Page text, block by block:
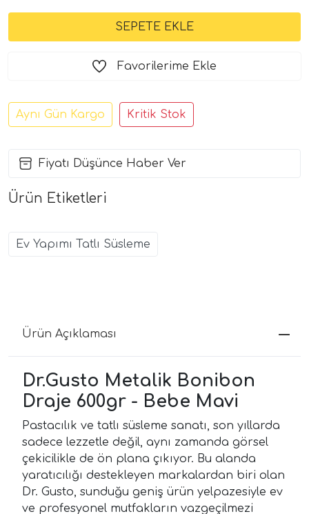
Favorilerime Ekle
Aynı Gün Kargo Kritik Stok
Fiyatı Düşünce Haber Ver
Ürün Etiketleri
Ev Yapımı Tatlı Süsleme
Ürün Açıklaması
Dr.Gusto Metalik Bonibon
Draje 600gr - Bebe Mavi
Pastacılık ve tatlı süsleme sanatı, son yıllarda
sadece lezzetle değil, aynı zamanda görsel
çekicilikle de ön plana çıkıyor. Bu alanda
yaratıcılığı destekleyen markalardan biri olan
Dr. Gusto, sunduğu geniş ürün yelpazesiyle ev
ve profesyonel mutfakların vazgeçilmezi